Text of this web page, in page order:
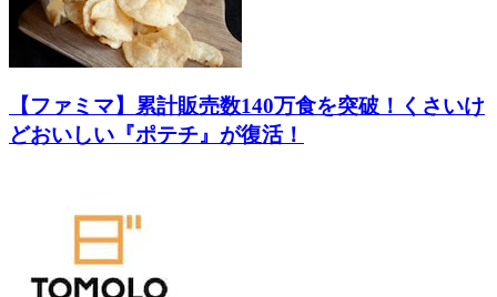
【ファミマ】累計販売数140万食を突破！くさいけ
どおいしい『ポテチ』が復活！